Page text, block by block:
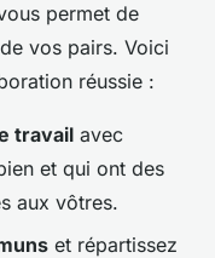
permet de
vos pairs. Voici
réussie :
travail avec
et qui ont des
aux vôtres.
et répartissez